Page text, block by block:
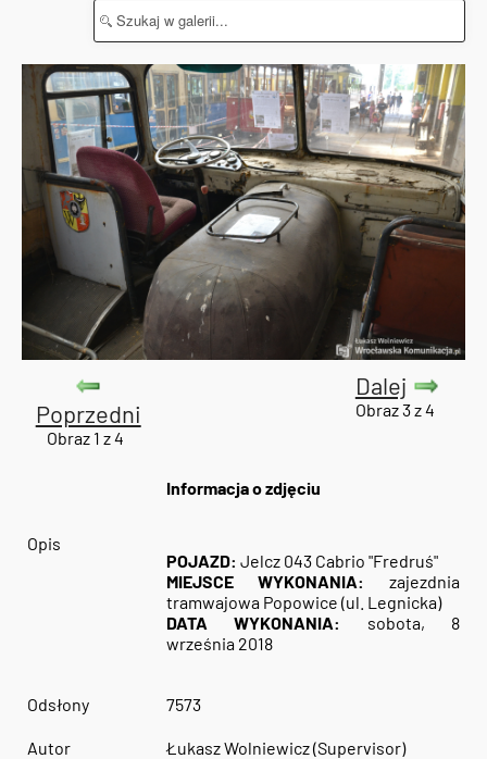
Poprzedni
Obraz 1 z 4
Dalej
Obraz 3 z 4
Informacja o zdjęciu
Opis
POJAZD: Jelcz 043 Cabrio "Fredruś"
MIEJSCE WYKONANIA:
zajezdnia
tramwajowa Popowice (ul. Legnicka)
DATA WYKONANIA:
sobota, 8
września 2018
Odsłony 7573
Autor Łukasz Wolniewicz (Supervisor)